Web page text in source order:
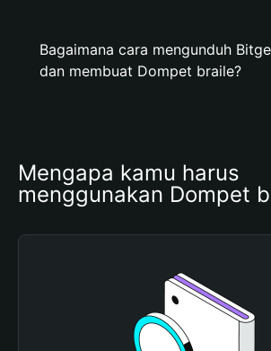
Bagaimana cara mengunduh
dan membuat Dompet braile?
Mengapa kamu harus
menggunakan Dompet